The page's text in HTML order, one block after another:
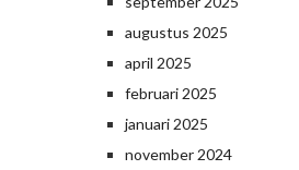
augustus 2025
april 2025
februari 2025
januari 2025
november 2024